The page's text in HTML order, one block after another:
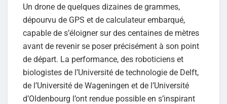
Un drone de quelques dizaines de grammes,
dépourvu de GPS et de calculateur embarqué,
capable de s’éloigner sur des centaines de mètres
avant de revenir se poser précisément à son point
de départ. La performance, des roboticiens et
biologistes de l’Université de technologie de Delft,
de l’Université de Wageningen et de l’Université
d’Oldenbourg l’ont rendue possible en s’inspirant